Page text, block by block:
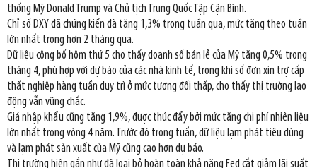
thống Mỹ Donald Trump và Chủ tịch Trung Quốc Tập Cận Bình.
Chỉ số DXY đã chứng kiến đà tăng 1,3% trong tuần qua, mức tăng theo tuần
lớn nhất trong hơn 2 tháng qua.
Dữ liệu công bố hôm thứ 5 cho thấy doanh số bán lẻ của Mỹ tăng 0,5% trong
tháng 4, phù hợp với dự báo của các nhà kinh tế, trong khi số đơn xin trợ cấp
thất nghiệp hàng tuần duy trì ở mức tương đối thấp, cho thấy thị trường lao
động vẫn vững chắc.
Giá nhập khẩu cũng tăng 1,9%, được thúc đẩy bởi mức tăng chi phí nhiên liệu
lớn nhất trong vòng 4 năm. Trước đó trong tuần, dữ liệu lạm phát tiêu dùng
và lạm phát sản xuất của Mỹ cũng cao hơn dự báo.
Thị trường hiện gần như đã loại bỏ hoàn toàn khả năng Fed cắt giảm lãi suất